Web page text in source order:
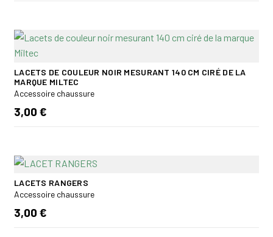
LACETS DE COULEUR NOIR MESURANT 140 CM CIRÉ DE LA
MARQUE MILTEC
Accessoire chaussure
3,00 €
LACETS RANGERS
Accessoire chaussure
3,00 €